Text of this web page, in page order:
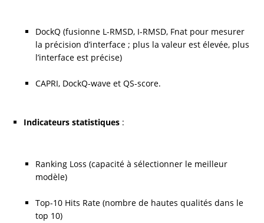
DockQ (fusionne L-RMSD, I-RMSD, Fnat pour mesurer
la précision d’interface ; plus la valeur est élevée, plus
l’interface est précise)
CAPRI, DockQ-wave et QS-score.
Indicateurs statistiques :
Ranking Loss (capacité à sélectionner le meilleur
modèle)
Top-10 Hits Rate (nombre de hautes qualités dans le
top 10)